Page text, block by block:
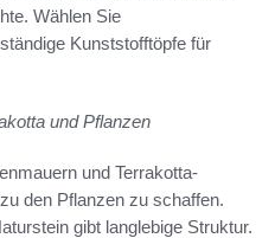
Wählen Sie
Kunststofftöpfe für
und Pflanzen
und Terrakotta-
den Pflanzen zu schaffen.
gibt langlebige Struktur.